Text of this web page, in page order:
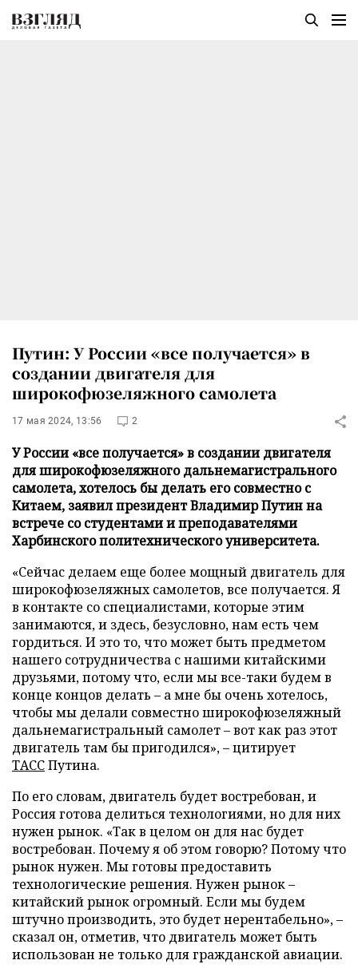
Путин: У России «все получается» в
создании двигателя для
широкофюзеляжного самолета
17 мая 2024, 13:56 2
У России «все получается» в создании двигателя
для широкофюзеляжного дальнемагистрального
самолета, хотелось бы делать его совместно с
Китаем, заявил президент Владимир Путин на
встрече со студентами и преподавателями
Харбинского политехнического университета.
«Сейчас делаем еще более мощный двигатель для
широкофюзеляжных самолетов, все получается. Я
в контакте со специалистами, которые этим
занимаются, и здесь, безусловно, нам есть чем
гордиться. И это то, что может быть предметом
нашего сотрудничества с нашими китайскими
друзьями, потому что, если мы все-таки будем в
конце концов делать – а мне бы очень хотелось,
чтобы мы делали совместно широкофюзеляжный
дальнемагистральный самолет – вот как раз этот
двигатель там бы пригодился», – цитирует
ТАССПутина.
По его словам, двигатель будет востребован, и
Россия готова делиться технологиями, но для них
нужен рынок. «Так в целом он для нас будет
востребован. Почему я об этом говорю? Потому что
рынок нужен. Мы готовы предоставить
технологические решения. Нужен рынок –
китайский рынок огромный. Если мы будем
штучно производить, это будет нерентабельно», –
сказал он, отметив, что двигатель может быть
использован не только для гражданской авиации.